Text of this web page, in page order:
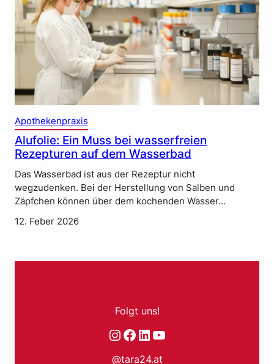
Apothekenpraxis
Alufolie: Ein Muss bei wasserfreien
Rezepturen auf dem Wasserbad
Das Wasserbad ist aus der Rezeptur nicht
wegzudenken. Bei der Herstellung von Salben und
Zäpfchen können über dem kochenden Wasser…
12. Feber 2026
Folgt uns!
Instagram Facebook LinkedIn YouTube
@tara24.at